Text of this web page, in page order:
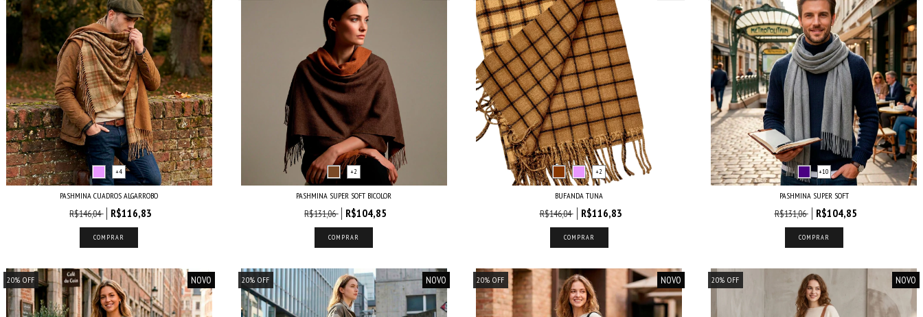
+4
PASHMINA CUADROS ALGARROBO
R$146,04 R$116,83
COMPRAR
+2
PASHMINA SUPER SOFT BICOLOR
R$131,06 R$104,85
COMPRAR
+2
BUFANDA TUNA
R$146,04 R$116,83
COMPRAR
+10
PASHMINA SUPER SOFT
R$131,06 R$104,85
COMPRAR
20% OFF NOVO 20%OFF NOVO 20%OFF NOVO 20%OFF NOVO